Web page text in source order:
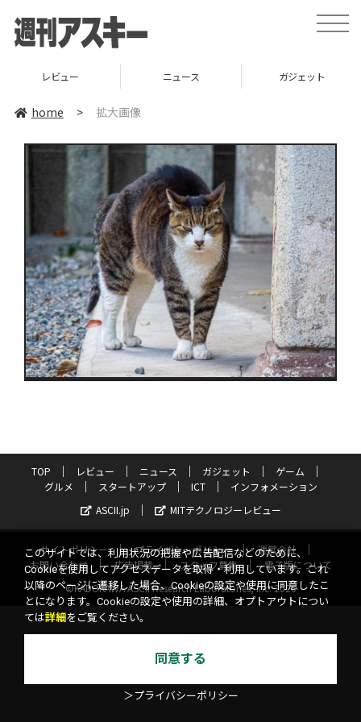
toggle
レビュー ニュース ガジェット
home > 拡大画像
TOP レビュー ニュース ガジェット
ゲーム
グルメ
スタートアップ ICT
インフォメーション
ASCII.jp
MITテクノロジーレビュー
サイトポリシー プライバシーポリシー
運営会社
お問い合わせ
広告掲載 スタッフ募集
電子版について
©KADOKAWA ASCII Research Laboratories, Inc. 2026
このサイトでは、利用状況の把握や広告配信などのために、
Cookieを使用してアクセスデータを取得・利用しています。これ
以降のページに遷移した場合、Cookieの設定や使用に同意したこ
とになります。Cookieの設定や使用の詳細、オプトアウトについ
ては詳細 をご覧ください。
同意する
＞プライバシーポリシー